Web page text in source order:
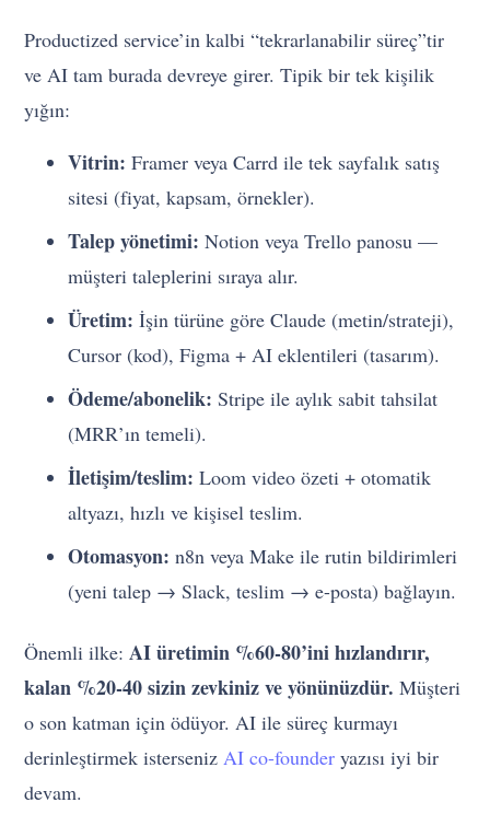
Productized service’in kalbi “tekrarlanabilir süreç”tir
ve AI tam burada devreye girer. Tipik bir tek kişilik
yığın:
Vitrin: Framer veya Carrd ile tek sayfalık satış
sitesi (fiyat, kapsam, örnekler).
Talep yönetimi: Notion veya Trello panosu —
müşteri taleplerini sıraya alır.
Üretim: İşin türüne göre Claude (metin/strateji),
Cursor (kod), Figma + AI eklentileri (tasarım).
Ödeme/abonelik: Stripe ile aylık sabit tahsilat
(MRR’ın temeli).
İletişim/teslim: Loom video özeti + otomatik
altyazı, hızlı ve kişisel teslim.
Otomasyon: n8n veya Make ile rutin bildirimleri
(yeni talep → Slack, teslim → e-posta) bağlayın.
Önemli ilke:AI üretimin %60-80’ini hızlandırır,
kalan %20-40 sizin zevkiniz ve yönünüzdür. Müşteri
o son katman için ödüyor. AI ile süreç kurmayı
derinleştirmek istersenizAI co-founder yazısı iyi bir
devam.